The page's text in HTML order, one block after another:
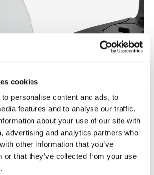
cookies
personalise content and ads, to
features and to analyse our traffic.
about your use of our site with
advertising and analytics partners who
other information that you’ve
or that they’ve collected from your use
Thule Yepp front adapter
适配器
¥299.00